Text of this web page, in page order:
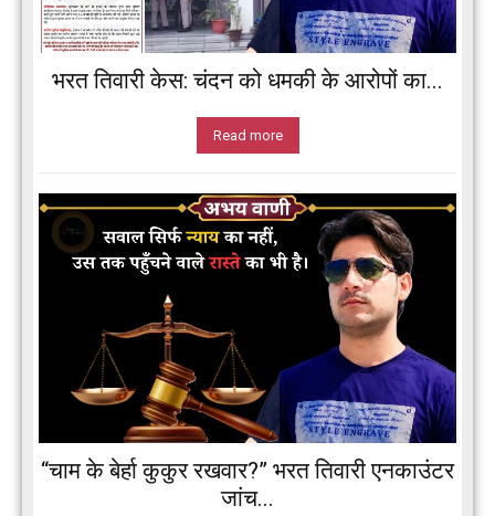
भरत तिवारी केस: चंदन को धमकी के आरोपों का...
Read more
“चाम के बेर्हा कुकुर रखवार?” भरत तिवारी एनकाउंटर
जांच...